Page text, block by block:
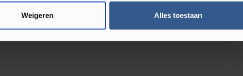
Weigeren Alles toestaan
je bij Luxury Floors
altijd met de
jouw nieuwe